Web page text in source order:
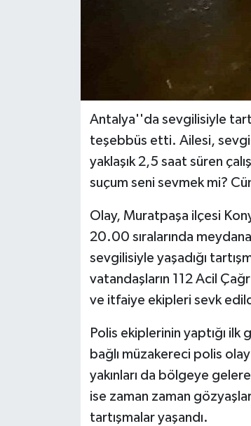
Antalya''da sevgilisiyle
teşebbüs etti. Ailesi,
yaklaşık 2,5 saat süren
suçum seni sevmek mi?
Olay, Muratpaşa ilçesi
20.00 sıralarında
sevgilisiyle yaşadığı
vatandaşların 112 Acil
ve itfaiye ekipleri sevk
Polis ekiplerinin yaptığı
bağlı müzakereci polis
yakınları da bölgeye
ise zaman zaman
tartışmalar yaşandı.